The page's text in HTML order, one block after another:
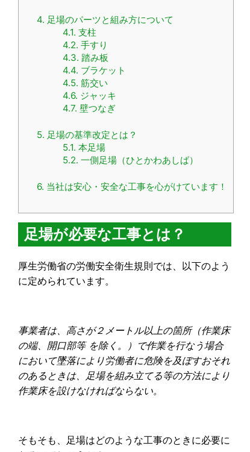
4. 足場のパーツと組み方について
4.1. 支柱
4.2. 手すり
4.3. 踏み板
4.4. ブラケット
4.5. 筋交い
4.6. ジャッキ
4.7. 壁つなぎ
5. 足場の基準改定とは？
5.1. 本足場
5.2. 一側足場（ひとかわあしば）
6. 当社は安心・安全な工事を心がけています！
足場が必要な工事とは？
厚生労働省の労働安全衛生規則では、以下のよう
に定められています。
事業者は、高さが２メートル以上の箇所（作業床
の端、開口部等 を除く。）で作業を行なう場合
において墜落により労働者に危険を及ぼすおそれ
のあるときは、足場を組み立てる等の方法により
作業床を設けなければならない。
そもそも、足場はどのような工事のときに必要に